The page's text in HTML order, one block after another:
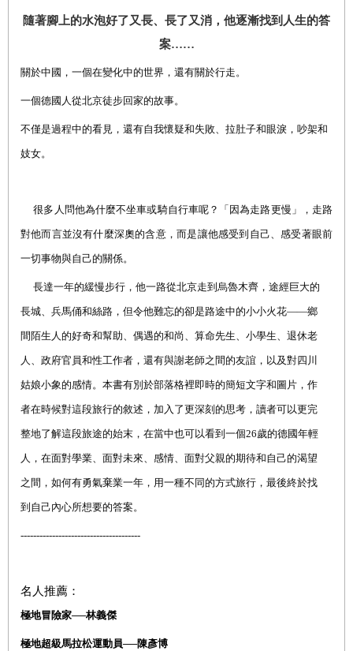
隨著腳上的水泡好了又長、長了又消，他逐漸找到人生的答
案……
關於中國，一個在變化中的世界，還有關於行走。
一個德國人從北京徒步回家的故事。
不僅是過程中的看見，還有自我懷疑和失敗、拉肚子和眼淚，吵架和
妓女。
很多人問他為什麼不坐車或騎自行車呢？「因為走路更慢」，走路
對他而言並沒有什麼深奧的含意，而是讓他感受到自己、感受著眼前
一切事物與自己的關係。
長達一年的緩慢步行，他一路從北京走到烏魯木齊，途經巨大的
長城、兵馬俑和絲路，但令他難忘的卻是路途中的小小火花——鄉
間陌生人的好奇和幫助、偶遇的和尚、算命先生、小學生、退休老
人、政府官員和性工作者，還有與謝老師之間的友誼，以及對四川
姑娘小象的感情。本書有別於部落格裡即時的簡短文字和圖片，作
者在時候對這段旅行的敘述，加入了更深刻的思考，讀者可以更完
整地了解這段旅途的始末，在當中也可以看到一個26歲的德國年輕
人，在面對學業、面對未來、感情、面對父親的期待和自己的渴望
之間，如何有勇氣棄業一年，用一種不同的方式旅行，最後終於找
到自己內心所想要的答案。
--------------------------------------
名人推薦：
極地冒險家──林義傑
極地超級馬拉松運動員──陳彥博